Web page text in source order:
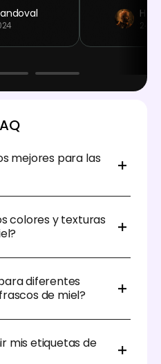
24
mejores para las
son los mejores
pegajosidad y el manejo
colores y texturas
detalles del diseño
con el estilo de
diferentes
de miel?
tamaños y estilos
de miel, lo que te
mis etiquetas de